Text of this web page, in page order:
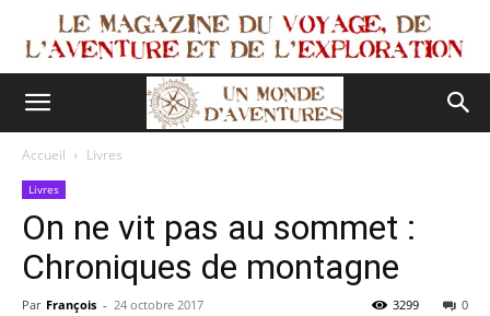
Accueil Livres
Livres
On ne vit pas au sommet :
Chroniques de montagne
Par François - 24 octobre 2017 0
3299